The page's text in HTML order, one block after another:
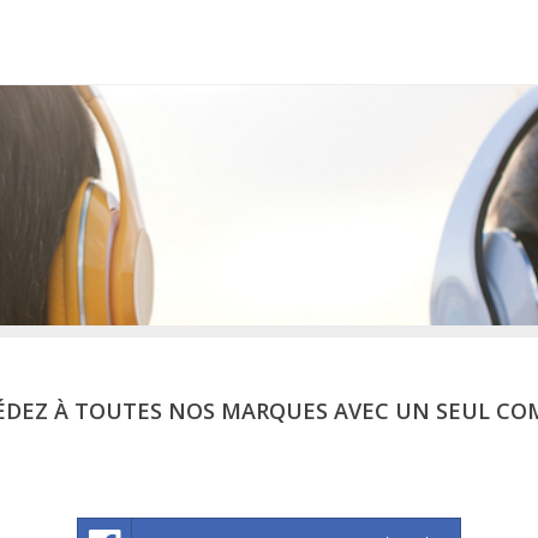
À TOUTES NOS MARQUES AVEC UN SEUL